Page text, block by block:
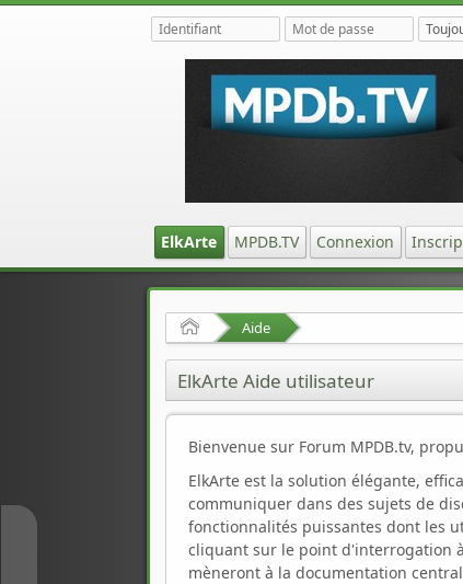
ElkArte MPDB.TV Connexion
Accueil Aide
ElkArte Aide utilisateur
Bienvenue sur Forum MPDB.tv,
ElkArte est la solution élégante,
communiquer dans des sujets de
fonctionnalités puissantes dont les
cliquant sur le point d'interrogation
mèneront à la documentation